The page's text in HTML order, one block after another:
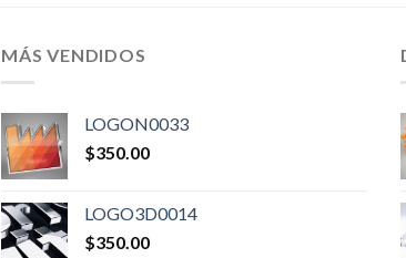
MÁS VENDIDOS
LOGON0033
$350.00
LOGO3D0014
$350.00